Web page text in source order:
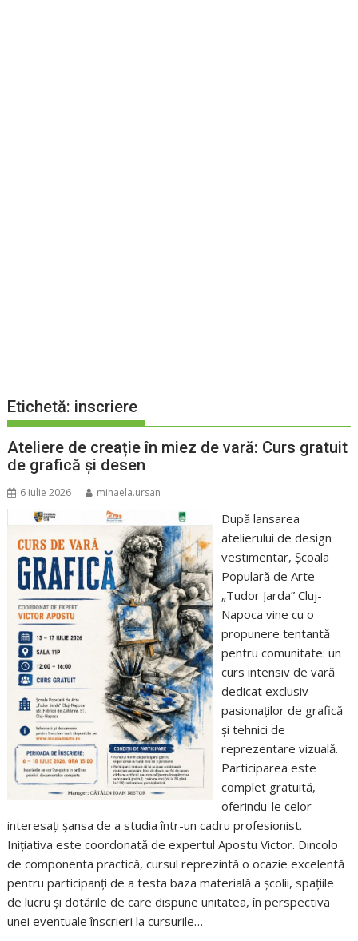
Etichetă: inscriere
Ateliere de creație în miez de vară: Curs gratuit
de grafică și desen
6 iulie 2026 mihaela.ursan
După lansarea
atelierului de design
vestimentar, Școala
Populară de Arte
„Tudor Jarda” Cluj-
Napoca vine cu o
propunere tentantă
pentru comunitate: un
curs intensiv de vară
dedicat exclusiv
pasionaților de grafică
și tehnici de
reprezentare vizuală.
Participarea este
complet gratuită,
oferindu-le celor
interesați șansa de a studia într-un cadru profesionist.
Inițiativa este coordonată de expertul Apostu Victor. Dincolo
de componenta practică, cursul reprezintă o ocazie excelentă
pentru participanți de a testa baza materială a școlii, spațiile
de lucru și dotările de care dispune unitatea, în perspectiva
unei eventuale înscrieri la cursurile…